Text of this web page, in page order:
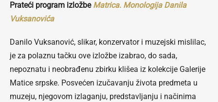
Prateći program izložbe Matrica. Monologija Danila
Vuksanovića
Danilo Vuksanović, slikar, konzervator i muzejski mislilac,
je za polaznu tačku ove izložbe izabrao, do sada,
nepoznatu i neobrađenu zbirku klišea iz kolekcije Galerije
Matice srpske. Posvećen izučavanju života predmeta u
muzeju, njegovom izlaganju, predstavljanju i načinima